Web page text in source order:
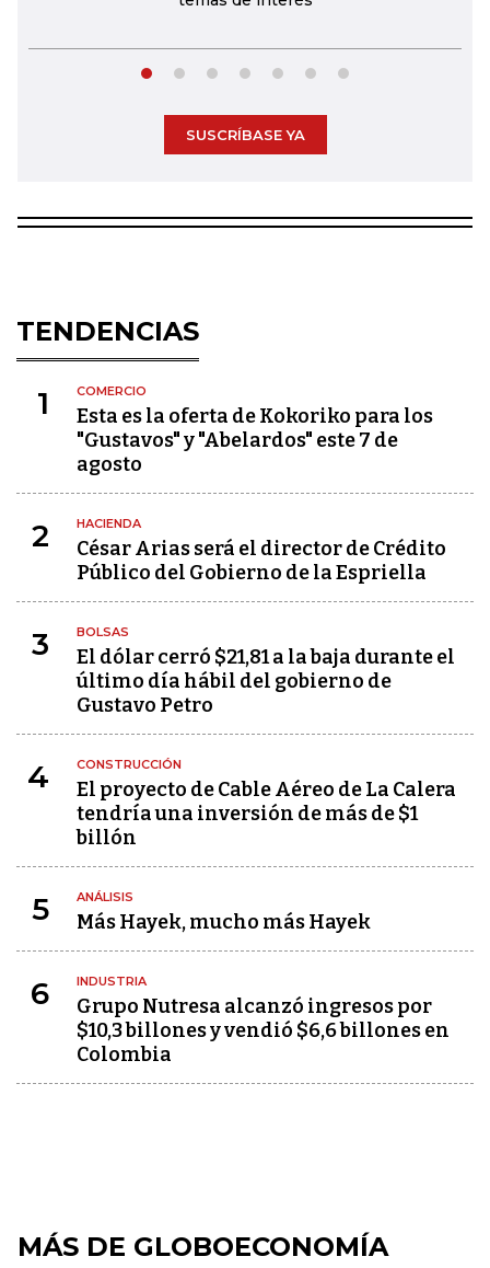
SUSCRÍBASE YA
TENDENCIAS
1 COMERCIO
Esta es la oferta de Kokoriko para los
"Gustavos" y "Abelardos" este 7 de
agosto
2 HACIENDA
César Arias será el director de Crédito
Público del Gobierno de la Espriella
3 BOLSAS
El dólar cerró $21,81 a la baja durante el
último día hábil del gobierno de
Gustavo Petro
4 CONSTRUCCIÓN
El proyecto de Cable Aéreo de La Calera
tendría una inversión de más de $1
billón
5 ANÁLISIS
Más Hayek, mucho más Hayek
6 INDUSTRIA
Grupo Nutresa alcanzó ingresos por
$10,3 billones y vendió $6,6 billones en
Colombia
MÁS DE GLOBOECONOMÍA